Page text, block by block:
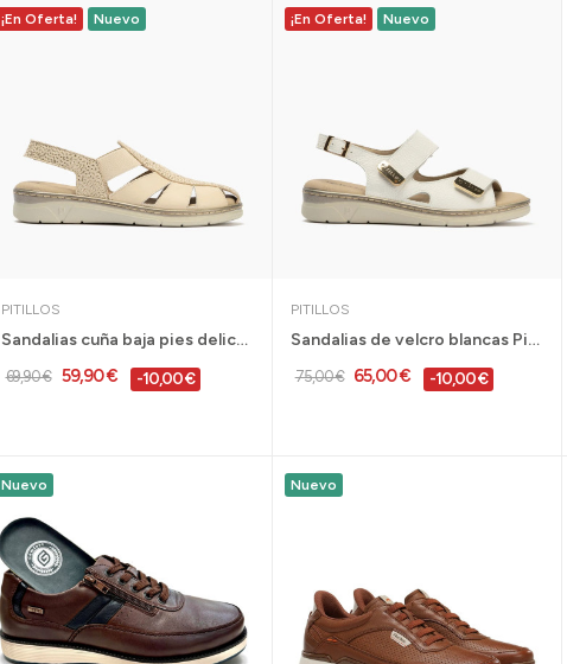
¡En Oferta! Nuevo
PITILLOS
Sandalias cuña baja pies delicados Pitillos con...
69,90 € 59,90 € -10,00 €
¡En Oferta! Nuevo
PITILLOS
Sandalias de velcro blancas Pitillos para pies...
75,00 € 65,00 € -10,00 €
Nuevo Nuevo